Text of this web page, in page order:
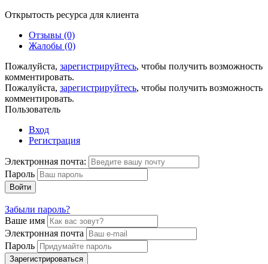
Открытость ресурса для клиента
Отзывы (0)
Жалобы (0)
Пожалуйста, зарегистрируйтесь, чтобы получить возможность
комментировать.
Пожалуйста, зарегистрируйтесь, чтобы получить возможность
комментировать.
Пользователь
Вход
Регистрация
Электронная почта:
Пароль
Войти
Забыли пароль?
Ваше имя
Электронная почта
Пароль
Зарегистрироваться